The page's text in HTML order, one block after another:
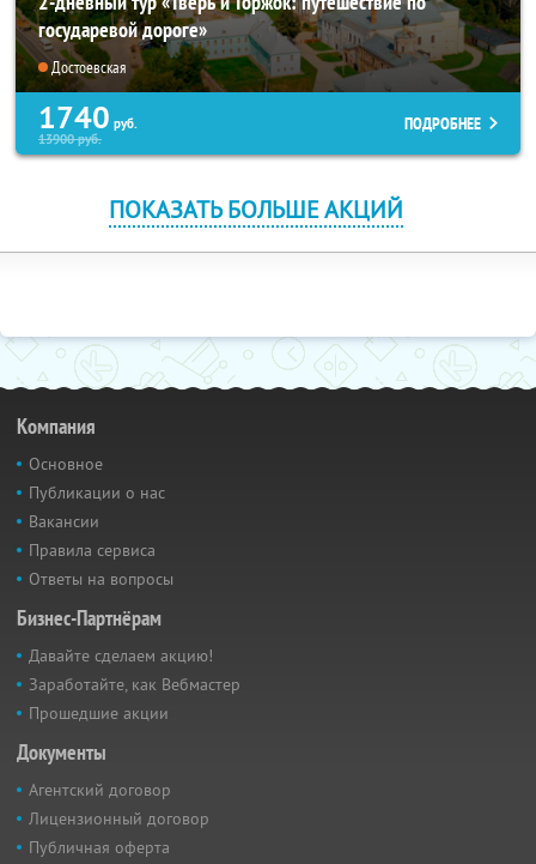
государевой дороге»
Достоевская
1740 руб.
13900руб.
ПОДРОБНЕЕ
ПОКАЗАТЬ БОЛЬШЕ АКЦИЙ
Компания
Основное
Публикации о нас
Вакансии
Правила сервиса
Ответы на вопросы
Бизнес-Партнёрам
Давайте сделаем акцию!
Заработайте, как Вебмастер
Прошедшие акции
Документы
Агентский договор
Лицензионный договор
Публичная оферта